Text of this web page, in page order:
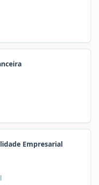
Empresarial